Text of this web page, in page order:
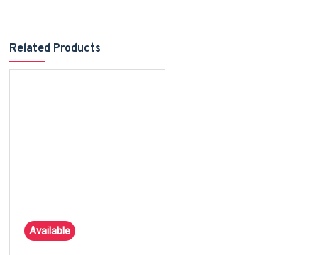
Related Products
Available